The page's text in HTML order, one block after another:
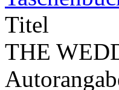
Titel
THE